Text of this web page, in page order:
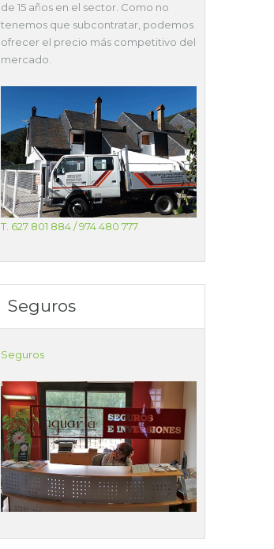
de 15 años en el sector. Como no
tenemos que subcontratar, podemos
ofrecer el precio más competitivo del
mercado.
T. 627 801 884 / 974 480 777
Seguros
Seguros